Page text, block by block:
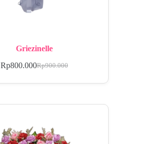
Griezinelle
Rp900.000
Rp800.000